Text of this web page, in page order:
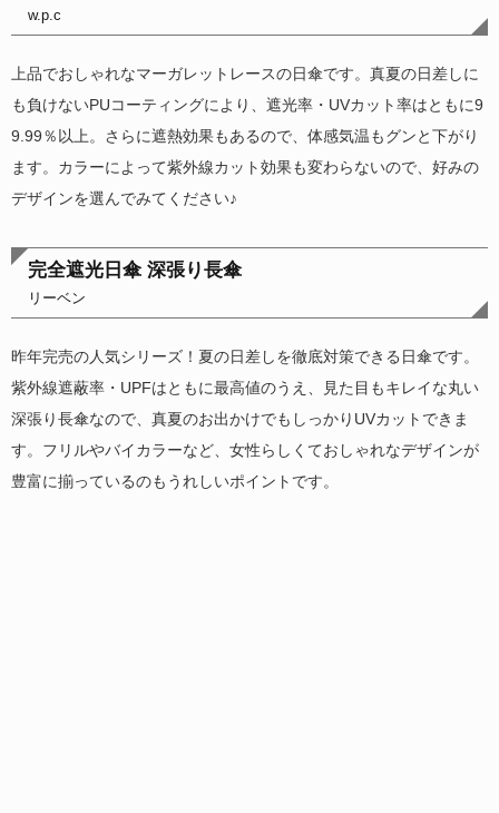
w.p.c
上品でおしゃれなマーガレットレースの日傘です。真夏の日差しに
も負けないPUコーティングにより、遮光率・UVカット率はともに9
9.99％以上。さらに遮熱効果もあるので、体感気温もグンと下がり
ます。カラーによって紫外線カット効果も変わらないので、好みの
デザインを選んでみてください♪
完全遮光日傘 深張り長傘
リーベン
昨年完売の人気シリーズ！夏の日差しを徹底対策できる日傘です。
紫外線遮蔽率・UPFはともに最高値のうえ、見た目もキレイな丸い
深張り長傘なので、真夏のお出かけでもしっかりUVカットできま
す。フリルやバイカラーなど、女性らしくておしゃれなデザインが
豊富に揃っているのもうれしいポイントです。